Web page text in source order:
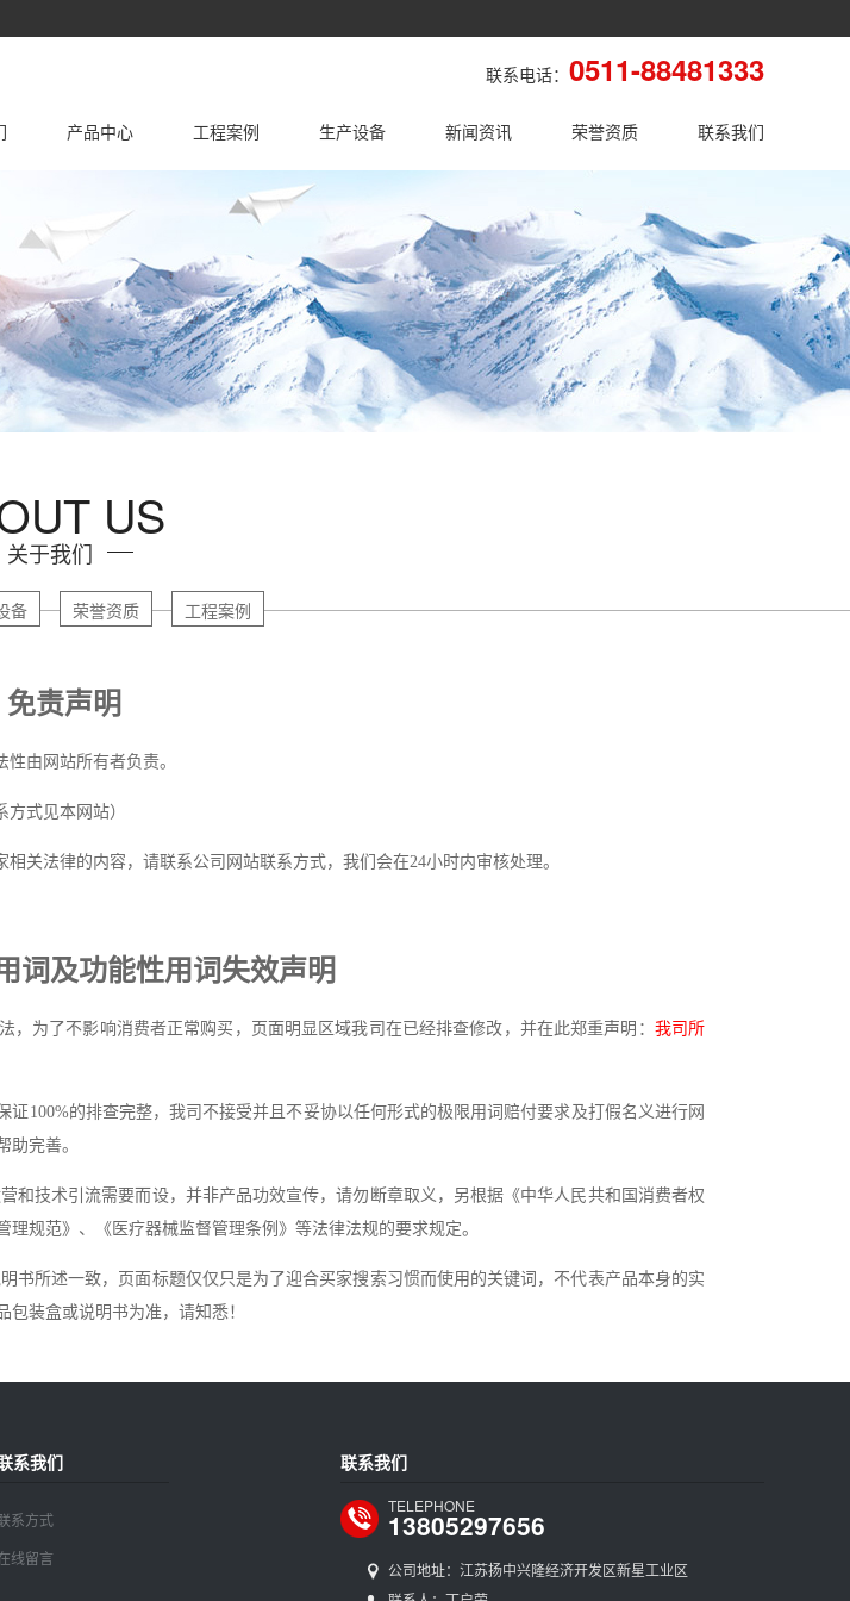
联系电话： 0511-88481333
工程案例
产品中心
塑料线槽 PVC板材
工程案例 生产设备 新闻资讯 荣誉资质 联系我们
在线留言
US
关于我们
备 荣誉资质 工程案例
免责声明
由网站所有者负责。
式见本网站）
法律的内容，请联系公司网站联系方式，我们会在24小时内审核处理。
词及功能性用词失效声明
为了不影响消费者正常购买，页面明显区域我司在已经排查修改，并在此郑重声明： 我司所
100%的排查完整，我司不接受并且不妥协以任何形式的极限用词赔付要求及打假名义进行网
完善。
技术引流需要而设，并非产品功效宣传，请勿断章取义，另根据《中华人民共和国消费者权
规范》、《医疗器械监督管理条例》等法律法规的要求规定。
所述一致，页面标题仅仅只是为了迎合买家搜索习惯而使用的关键词，不代表产品本身的实
装盒或说明书为准，请知悉！
系我们
系方式
线留言
联系我们
TELEPHONE
13805297656
公司地址：江苏扬中兴隆经济开发区新星工业区